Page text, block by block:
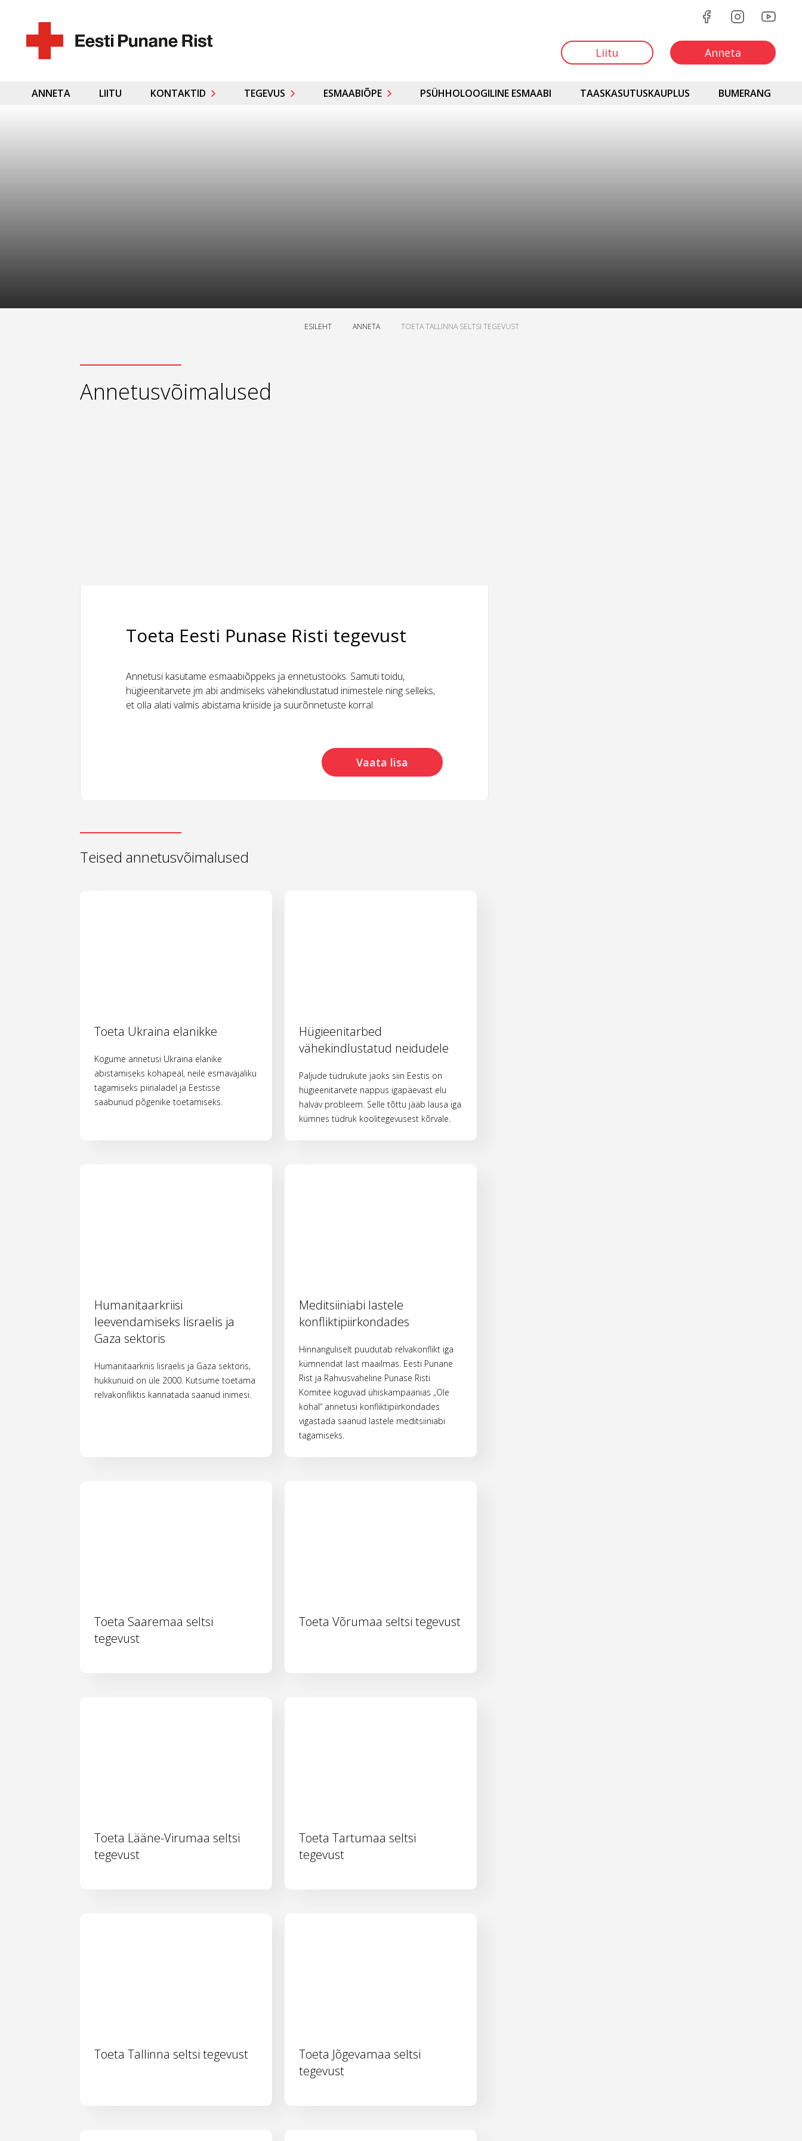
Liitu Anneta
ANNETA LIITU KONTAKTID TEGEVUS ESMAABIÕPE PSÜHHOLOOGILINE ESMAABI TAASKASUTUSKAUPLUS BUMERANG
ESILEHT ANNETA TOETA TALLINNA SELTSI TEGEVUST
Annetusvõimalused
Toeta Eesti Punase Risti tegevust
Annetusi kasutame esmaabiõppeks ja ennetustööks. Samuti toidu,
hügieenitarvete jm abi andmiseks vähekindlustatud inimestele ning selleks,
et olla alati valmis abistama kriiside ja suurõnnetuste korral.
Vaata lisa
Teised annetusvõimalused
Toeta Ukraina elanikke
Kogume annetusi Ukraina elanike
abistamiseks kohapeal, neile esmavajaliku
tagamiseks piirialadel ja Eestisse
saabunud põgenike toetamiseks.
Hügieenitarbed
vähekindlustatud neidudele
Paljude tüdrukute jaoks siin Eestis on
hügieenitarvete nappus igapäevast elu
halvav probleem. Selle tõttu jääb lausa iga
kümnes tüdruk koolitegevusest kõrvale.
Humanitaarkriisi
leevendamiseks Iisraelis ja
Gaza sektoris
Humanitaarkriis Iisraelis ja Gaza sektoris,
hukkunuid on üle 2000. Kutsume toetama
relvakonfliktis kannatada saanud inimesi.
Meditsiiniabi lastele
konfliktipiirkondades
Hinnanguliselt puudutab relvakonflikt iga
kümnendat last maailmas. Eesti Punane
Rist ja Rahvusvaheline Punase Risti
Komitee koguvad ühiskampaanias „Ole
kohal“ annetusi konfliktipiirkondades
vigastada saanud lastele meditsiiniabi
tagamiseks.
Toeta Saaremaa seltsi
tegevust
Toeta Võrumaa seltsi tegevust
Toeta Lääne-Virumaa seltsi
tegevust
Toeta Tartumaa seltsi
tegevust
Toeta Tallinna seltsi tegevust
Toeta Jõgevamaa seltsi
tegevust